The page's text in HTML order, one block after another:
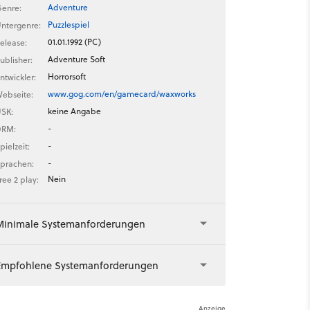
Adventure
Puzzlespiel
01.01.1992 (PC)
Adventure Soft
Horrorsoft
www.gog.com/en/gamecard/waxworks
keine Angabe
-
-
-
2 play:
Nein
Systemanforderungen
Systemanforderungen